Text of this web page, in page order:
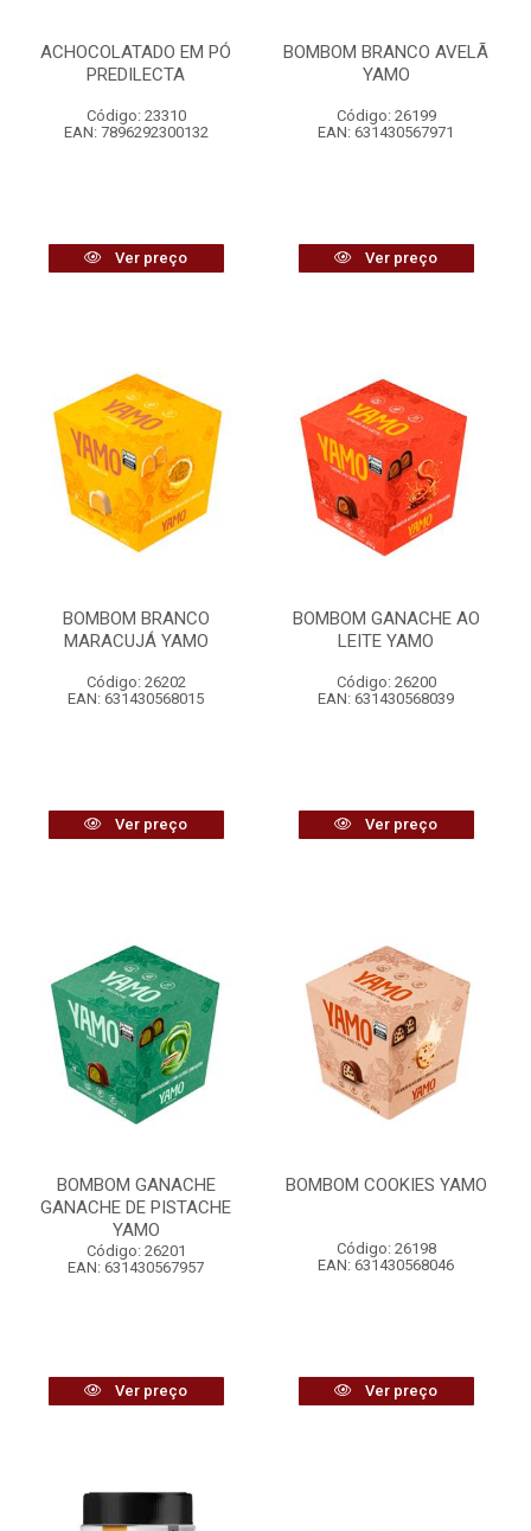
ACHOCOLATADO EM PÓ
PREDILECTA
Código: 23310
EAN: 7896292300132
Ver preço
BOMBOM BRANCO AVELÃ
YAMO
Código: 26199
EAN: 631430567971
Ver preço
BOMBOM BRANCO
MARACUJÁ YAMO
Código: 26202
EAN: 631430568015
Ver preço
BOMBOM GANACHE AO
LEITE YAMO
Código: 26200
EAN: 631430568039
Ver preço
BOMBOM GANACHE
GANACHE DE PISTACHE
YAMO
Código: 26201
EAN: 631430567957
Ver preço
BOMBOM COOKIES YAMO
Código: 26198
EAN: 631430568046
Ver preço